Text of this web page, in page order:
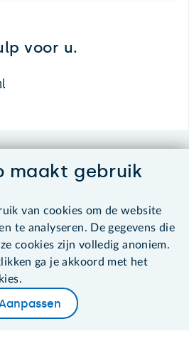
DelenWoordenboek
voor u.
maakt gebruik
van cookies om de website
te analyseren. De gegevens die
cookies zijn volledig anoniem.
ga je akkoord met het